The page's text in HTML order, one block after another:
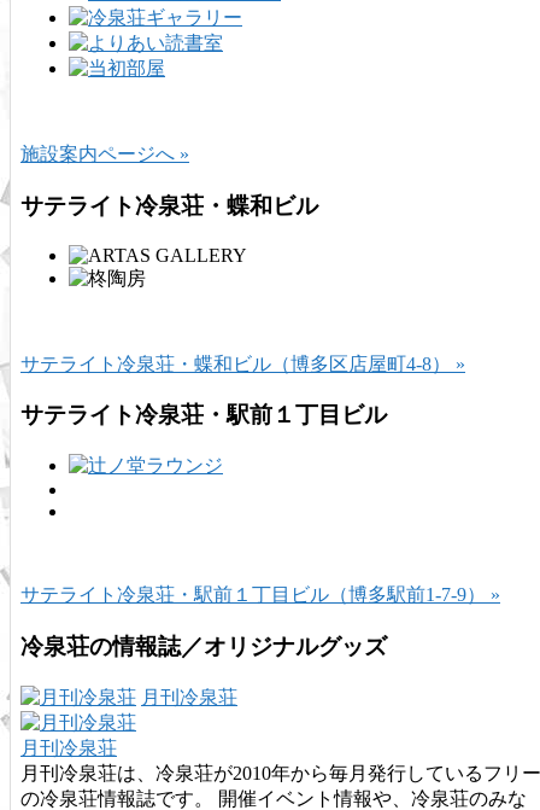
施設案内ページへ »
サテライト冷泉荘・蝶和ビル
サテライト冷泉荘・蝶和ビル（博多区店屋町4-8） »
サテライト冷泉荘・駅前１丁目ビル
サテライト冷泉荘・駅前１丁目ビル（博多駅前1-7-9） »
冷泉荘の情報誌／オリジナルグッズ
月刊冷泉荘
月刊冷泉荘
月刊冷泉荘は、冷泉荘が2010年から毎月発行しているフリー
の冷泉荘情報誌です。 開催イベント情報や、冷泉荘のみな